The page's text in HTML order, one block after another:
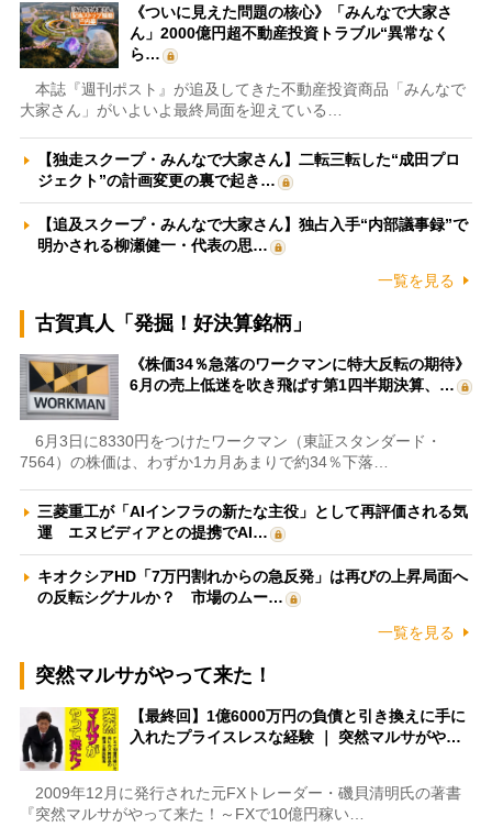
《ついに見えた問題の核心》「みんなで大家さ
ん」2000億円超不動産投資トラブル“異常なく
ら…
本誌『週刊ポスト』が追及してきた不動産投資商品「みんなで
大家さん」がいよいよ最終局面を迎えている…
【独走スクープ・みんなで大家さん】二転三転した“成田プロ
ジェクト”の計画変更の裏で起き…
【追及スクープ・みんなで大家さん】独占入手“内部議事録”で
明かされる柳瀬健一・代表の思…
一覧を見る
古賀真人「発掘！好決算銘柄」
《株価34％急落のワークマンに特大反転の期待》
6月の売上低迷を吹き飛ばす第1四半期決算、…
6月3日に8330円をつけたワークマン（東証スタンダード・
7564）の株価は、わずか1カ月あまりで約34％下落…
三菱重工が「AIインフラの新たな主役」として再評価される気
運 エヌビディアとの提携でAI…
キオクシアHD「7万円割れからの急反発」は再びの上昇局面へ
の反転シグナルか？ 市場のムー…
一覧を見る
突然マルサがやって来た！
【最終回】1億6000万円の負債と引き換えに手に
入れたプライスレスな経験 ｜ 突然マルサがや…
2009年12月に発行された元FXトレーダー・磯貝清明氏の著書
『突然マルサがやって来た！～FXで10億円稼い…